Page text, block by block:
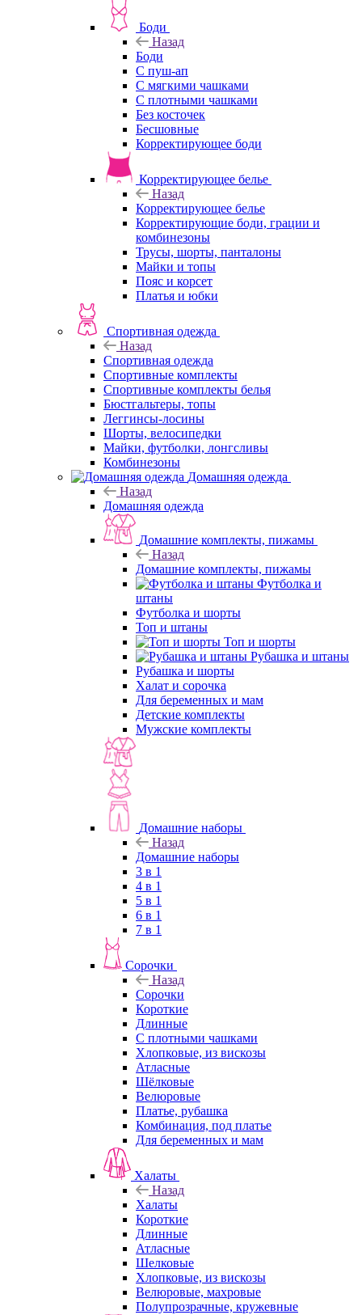
Боди
Назад
Боди
С пуш-ап
С мягкими чашками
С плотными чашками
Без косточек
Бесшовные
Корректирующее боди
Корректирующее белье
Назад
Корректирующее белье
Корректирующие боди, грации и
комбинезоны
Трусы, шорты, панталоны
Майки и топы
Пояс и корсет
Платья и юбки
Спортивная одежда
Назад
Спортивная одежда
Спортивные комплекты
Спортивные комплекты белья
Бюстгальтеры, топы
Леггинсы-лосины
Шорты, велосипедки
Майки, футболки, лонгсливы
Комбинезоны
Домашняя одежда
Назад
Домашняя одежда
Домашние комплекты, пижамы
Назад
Домашние комплекты, пижамы
Футболка и
штаны
Футболка и шорты
Топ и штаны
Топ и шорты
Рубашка и штаны
Рубашка и шорты
Халат и сорочка
Для беременных и мам
Детские комплекты
Мужские комплекты
Домашние наборы
Назад
Домашние наборы
3 в 1
4 в 1
5 в 1
6 в 1
7 в 1
Сорочки
Назад
Сорочки
Короткие
Длинные
С плотными чашками
Хлопковые, из вискозы
Атласные
Шёлковые
Велюровые
Платье, рубашка
Комбинация, под платье
Для беременных и мам
Халаты
Назад
Халаты
Короткие
Длинные
Атласные
Шелковые
Хлопковые, из вискозы
Велюровые, махровые
Полупрозрачные, кружевные